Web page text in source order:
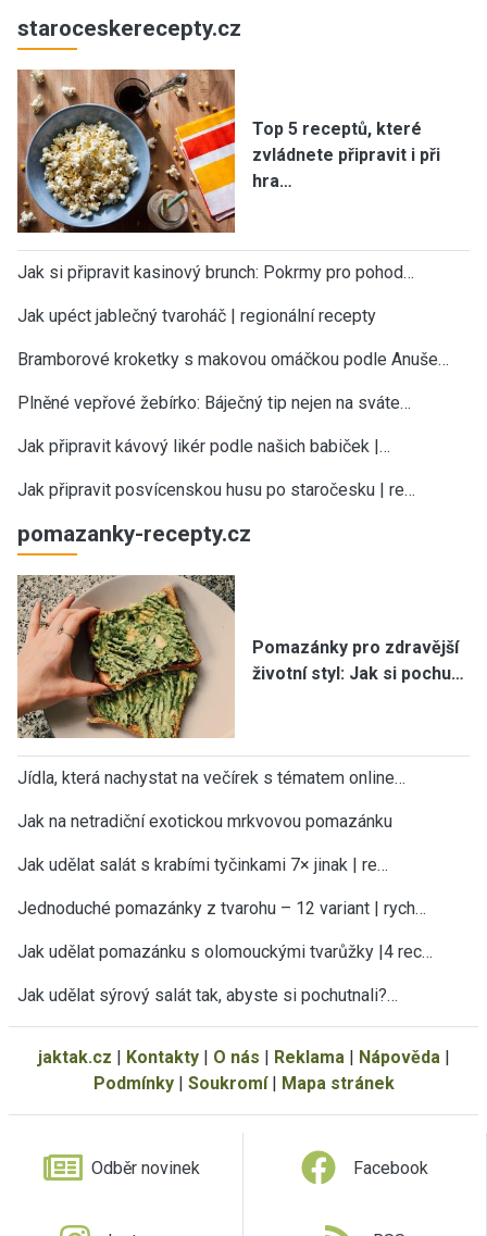
staroceskerecepty.cz
Top 5 receptů, které
zvládnete připravit i při
hra…
Jak si připravit kasinový brunch: Pokrmy pro pohod…
Jak upéct jablečný tvaroháč | regionální recepty
Bramborové kroketky s makovou omáčkou podle Anuše…
Plněné vepřové žebírko: Báječný tip nejen na sváte…
Jak připravit kávový likér podle našich babiček |…
Jak připravit posvícenskou husu po staročesku | re…
pomazanky-recepty.cz
Pomazánky pro zdravější
životní styl: Jak si pochu…
Jídla, která nachystat na večírek s tématem online…
Jak na netradiční exotickou mrkvovou pomazánku
Jak udělat salát s krabími tyčinkami 7× jinak | re…
Jednoduché pomazánky z tvarohu – 12 variant | rych…
Jak udělat pomazánku s olomouckými tvarůžky |4 rec…
Jak udělat sýrový salát tak, abyste si pochutnali?…
jaktak.cz | Kontakty| O nás | Reklama| Nápověda|
Podmínky| Soukromí| Mapa stránek
Odběr novinek Facebook